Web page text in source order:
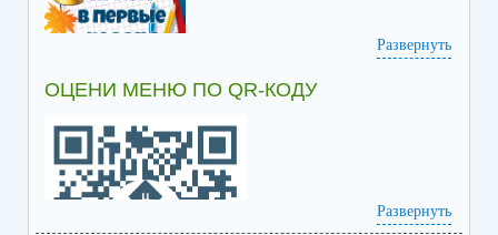
Развернуть
ОЦЕНИ МЕНЮ ПО QR-КОДУ
Развернуть